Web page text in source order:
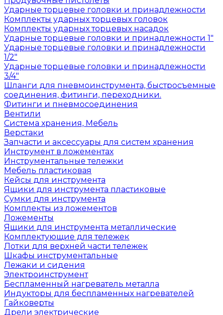
Ударные торцевые головки и принадлежности
Комплекты ударных торцевых головок
Комплекты ударных торцевых насадок
Ударные торцевые головки и принадлежности 1"
Ударные торцевые головки и принадлежности
1/2"
Ударные торцевые головки и принадлежности
3/4"
Шланги для пневмоинструмента, быстросъемные
соединения, фитинги, переходники.
Фитинги и пневмосоединения
Вентили
Система хранения, Мебель
Верстаки
Запчасти и аксессуары для систем хранения
Инструмент в ложементах
Инструментальные тележки
Мебель пластиковая
Кейсы для инструмента
Ящики для инструмента пластиковые
Сумки для инструмента
Комплекты из ложементов
Ложементы
Ящики для инструмента металлические
Комплектующие для тележек
Лотки для верхней части тележек
Шкафы инструментальные
Лежаки и сидения
Электроинструмент
Беспламенный нагреватель металла
Индукторы для беспламенных нагревателей
Гайковерты
Дрели электрические